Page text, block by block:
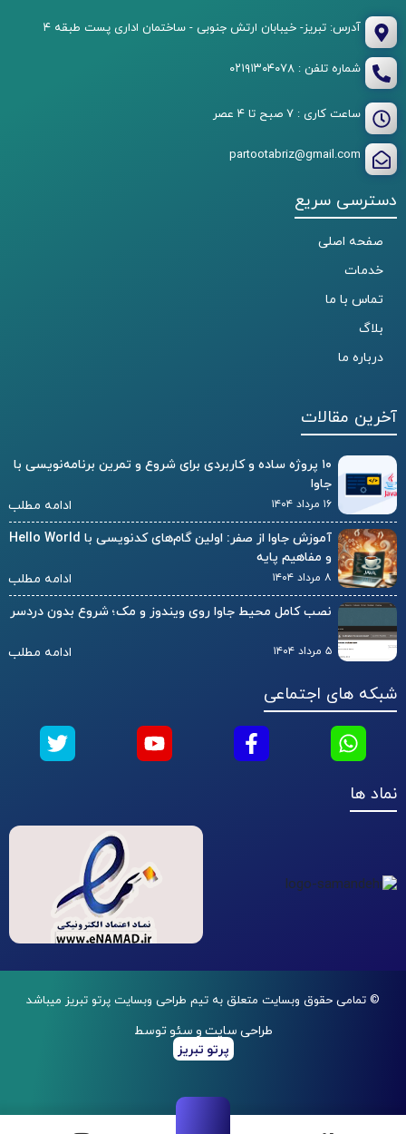
آدرس: تبریز- خیبابان ارتش جنوبی - ساختمان اداری پست طبقه ۴
شماره تلفن : ۰۲۱۹۱۳۰۴۰۷۸
ساعت کاری : ۷ صبح تا ۴ عصر
partootabriz@gmail.com
دسترسی سریع
صفحه اصلی
خدمات
تماس با ما
بلاگ
درباره ما
آخرین مقالات
۱۰ پروژه ساده و کاربردی برای شروع و تمرین برنامه‌نویسی با
جاوا
۱۶ مرداد ۱۴۰۴
ادامه مطلب
آموزش جاوا از صفر: اولین گام‌های کدنویسی با Hello World
و مفاهیم پایه
۸ مرداد ۱۴۰۴
ادامه مطلب
نصب کامل محیط جاوا روی ویندوز و مک؛ شروع بدون دردسر
۵ مرداد ۱۴۰۴ ادامه مطلب
شبکه های اجتماعی
نماد ها
© تمامی حقوق وبسایت متعلق به تیم طراحی وبسایت پرتو تبریز میباشد
طراحی سایت و سئو توسط
پرتو تبریز